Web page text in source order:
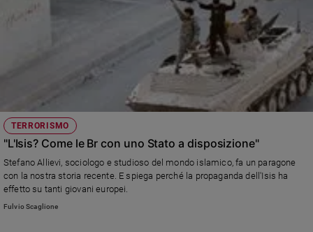
TERRORISMO
"L'Isis? Come le Br con uno Stato a disposizione"
Stefano Allievi, sociologo e studioso del mondo islamico, fa un paragone
con la nostra storia recente. E spiega perché la propaganda dell'Isis ha
effetto su tanti giovani europei.
Fulvio Scaglione